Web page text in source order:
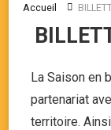
Accueil
La Saison en
partenariat
territoire.